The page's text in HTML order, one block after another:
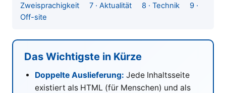
Zweisprachigkeit
7 · Aktualität 8 · Technik
9 ·
Off-site
Das Wichtigste in Kürze
Doppelte Auslieferung: Jede Inhaltsseite
existiert als HTML (für Menschen) und als